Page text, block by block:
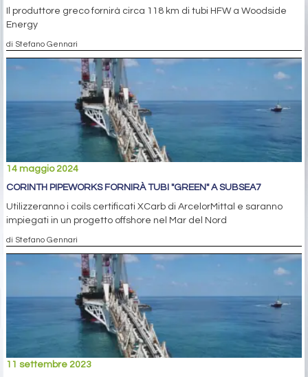
Il produttore greco fornirà circa 118 km di tubi HFW a Woodside
Energy
di Stefano Gennari
14 maggio 2024
CORINTH PIPEWORKS FORNIRÀ TUBI "GREEN" A SUBSEA7
Utilizzeranno i coils certificati XCarb di ArcelorMittal e saranno
impiegati in un progetto offshore nel Mar del Nord
di Stefano Gennari
11 settembre 2023